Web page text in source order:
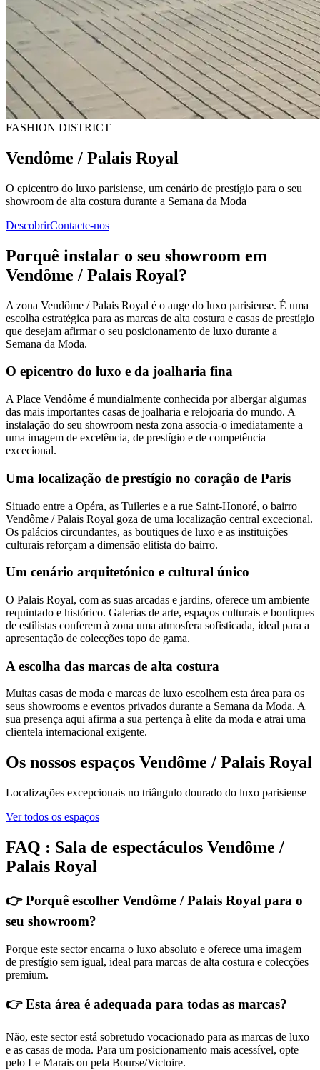
FASHION DISTRICT
Vendôme / Palais Royal
O epicentro do luxo parisiense, um cenário de prestígio para o seu
showroom de alta costura durante a Semana da Moda
DescobrirContacte-nos
Porquê instalar o seu showroom em
Vendôme / Palais Royal?
A zona Vendôme / Palais Royal é o auge do luxo parisiense. É uma
escolha estratégica para as marcas de alta costura e casas de prestígio
que desejam afirmar o seu posicionamento de luxo durante a
Semana da Moda.
O epicentro do luxo e da joalharia fina
A Place Vendôme é mundialmente conhecida por albergar algumas
das mais importantes casas de joalharia e relojoaria do mundo. A
instalação do seu showroom nesta zona associa-o imediatamente a
uma imagem de excelência, de prestígio e de competência
excecional.
Uma localização de prestígio no coração de Paris
Situado entre a Opéra, as Tuileries e a rue Saint-Honoré, o bairro
Vendôme / Palais Royal goza de uma localização central excecional.
Os palácios circundantes, as boutiques de luxo e as instituições
culturais reforçam a dimensão elitista do bairro.
Um cenário arquitetónico e cultural único
O Palais Royal, com as suas arcadas e jardins, oferece um ambiente
requintado e histórico. Galerias de arte, espaços culturais e boutiques
de estilistas conferem à zona uma atmosfera sofisticada, ideal para a
apresentação de colecções topo de gama.
A escolha das marcas de alta costura
Muitas casas de moda e marcas de luxo escolhem esta área para os
seus showrooms e eventos privados durante a Semana da Moda. A
sua presença aqui afirma a sua pertença à elite da moda e atrai uma
clientela internacional exigente.
Os nossos espaços Vendôme / Palais Royal
Localizações excepcionais no triângulo dourado do luxo parisiense
Ver todos os espaços
FAQ : Sala de espectáculos Vendôme /
Palais Royal
👉 Porquê escolher Vendôme / Palais Royal para o
seu showroom?
Porque este sector encarna o luxo absoluto e oferece uma imagem
de prestígio sem igual, ideal para marcas de alta costura e colecções
premium.
👉 Esta área é adequada para todas as marcas?
Não, este sector está sobretudo vocacionado para as marcas de luxo
e as casas de moda. Para um posicionamento mais acessível, opte
pelo Le Marais ou pela Bourse/Victoire.